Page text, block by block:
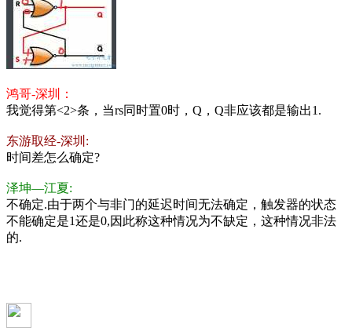
鸿哥-深圳：
我觉得第<2>条，当rs同时置0时，Q，Q非应该都是输出1.
东游取经-深圳:
时间差怎么确定?
泽坤—江夏:
不确定.由于两个与非门的延迟时间无法确定，触发器的状态
不能确定是1还是0,因此称这种情况为不缺定，这种情况非法
的.